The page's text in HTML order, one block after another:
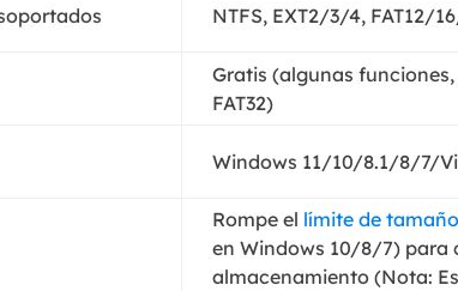
NTFS, EXT2/3/4, FAT12/
Gratis (algunas
FAT32)
Windows 11/10/8.1/8/7/
Rompe el límite de
en Windows 10/8/7) para
almacenamiento (Nota: